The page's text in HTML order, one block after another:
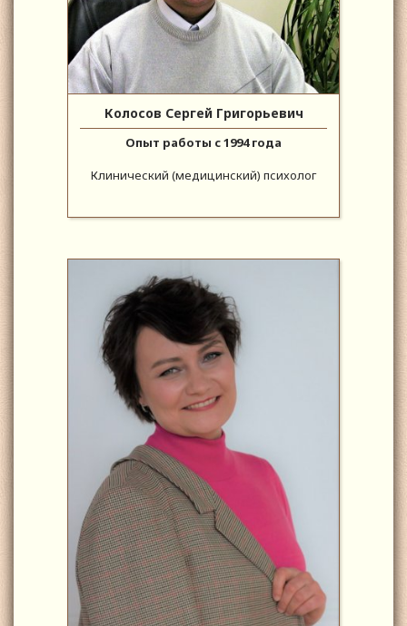
Колосов Сергей Григорьевич
Опыт работы с 1994 года
Клинический (медицинский) психолог